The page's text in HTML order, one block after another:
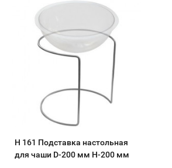
H 161 Подставка настольная
для чаши D-200 мм H-200 мм